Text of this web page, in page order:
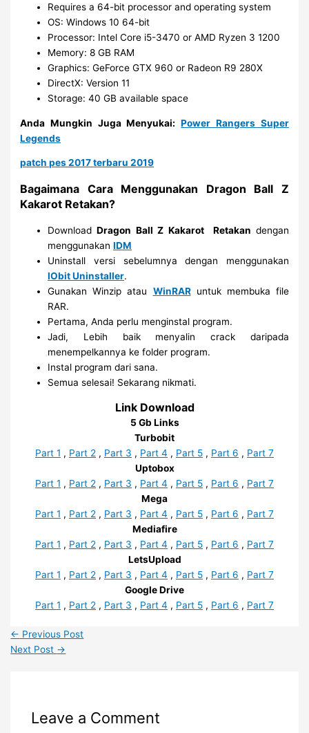
Requires a 64-bit processor and operating system
OS: Windows 10 64-bit
Processor: Intel Core i5-3470 or AMD Ryzen 3 1200
Memory: 8 GB RAM
Graphics: GeForce GTX 960 or Radeon R9 280X
DirectX: Version 11
Storage: 40 GB available space
Anda Mungkin Juga Menyukai:Power Rangers Super
Legends
patch pes 2017 terbaru 2019
Bagaimana Cara Menggunakan Dragon Ball Z
Kakarot Retakan?
DownloadDragon Ball Z Kakarot Retakan dengan
menggunakanIDM
Uninstall versi sebelumnya dengan menggunakan
IObit Uninstaller.
Gunakan Winzip atau WinRARuntuk membuka file
RAR.
Pertama, Anda perlu menginstal program.
Jadi, Lebih baik menyalin crack daripada
menempelkannya ke folder program.
Instal program dari sana.
Semua selesai! Sekarang nikmati.
Link Download
5 Gb Links
Turbobit
Part 1 , Part 2 , Part 3 , Part 4 , Part 5 , Part 6 , Part 7
Uptobox
Part 1 , Part 2 , Part 3 , Part 4 , Part 5 , Part 6 , Part 7
Mega
Part 1 , Part 2 , Part 3 , Part 4 , Part 5 , Part 6 , Part 7
Mediafire
Part 1 , Part 2 , Part 3 , Part 4 , Part 5 , Part 6 , Part 7
LetsUpload
Part 1 , Part 2 , Part 3 , Part 4 , Part 5 , Part 6 , Part 7
Google Drive
Part 1 , Part 2 , Part 3 , Part 4 , Part 5 , Part 6 , Part 7
← Previous Post
Next Post →
Leave a Comment